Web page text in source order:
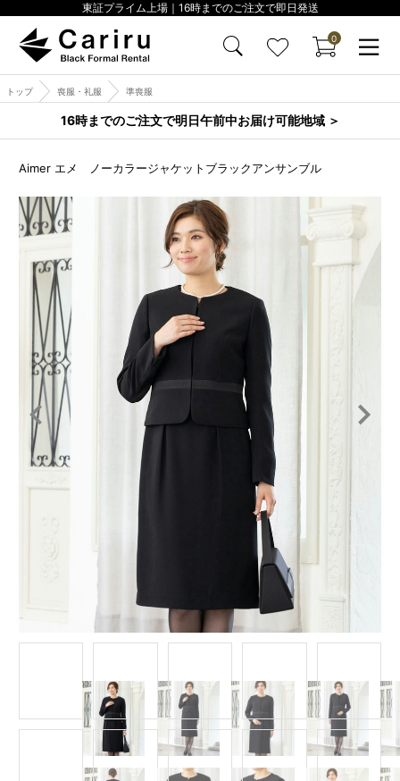
東証プライム上場｜16時までのご注文で即日発送
0
トップ 喪服・礼服 準喪服
16時までのご注文で明日午前中お届け可能地域 ＞
Aimer エメ ノーカラージャケットブラックアンサンブル